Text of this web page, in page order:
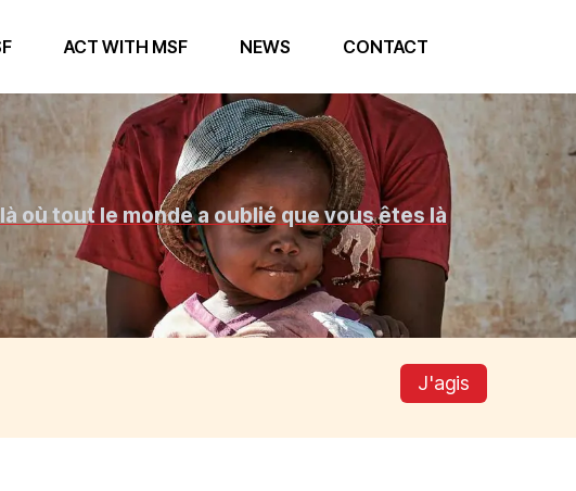
ACT WITH MSF NEWS CONTACT
où tout le monde a oublié que vous êtes là
J'agis